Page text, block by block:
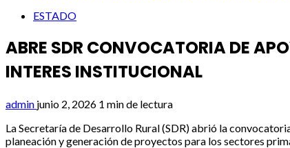
ESTADO
ABRE SDR CONVOCATORIA DE
INTERES INSTITUCIONAL
admin junio 2, 2026 1 min de lectura
La Secretaría de Desarrollo Rural (SDR) abrió la
planeación y generación de proyectos para los sectores